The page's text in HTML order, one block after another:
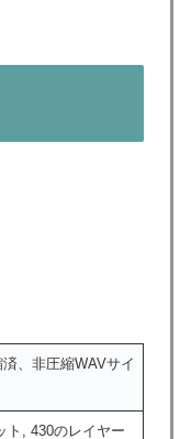
、非圧縮WAVサイ
ト, 430のレイヤー